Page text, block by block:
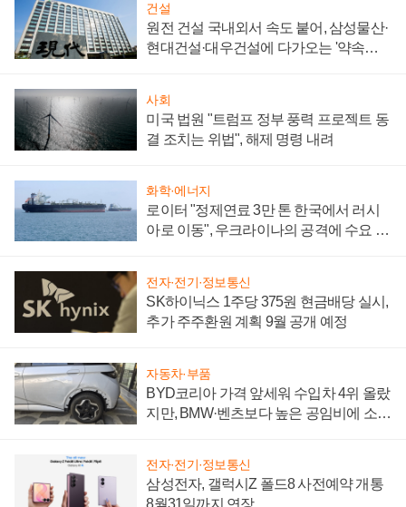
건설
원전 건설 국내외서 속도 붙어, 삼성물산·
현대건설·대우건설에 다가오는 '약속의
사회
미국 법원 "트럼프 정부 풍력 프로젝트 동
결 조치는 위법", 해제 명령 내려
화학·에너지
로이터 "정제연료 3만 톤 한국에서 러시
아로 이동", 우크라이나의 공격에 수요 늘
전자·전기·정보통신
SK하이닉스 1주당 375원 현금배당 실시,
추가 주주환원 계획 9월 공개 예정
자동차·부품
BYD코리아 가격 앞세워 수입차 4위 올랐
지만, BMW·벤츠보다 높은 공임비에 소비
전자·전기·정보통신
삼성전자, 갤럭시Z 폴드8 사전예약 개통